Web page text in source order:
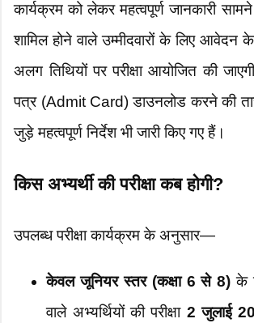
कार्यक्रम को लेकर महत्वपूर्ण जानकारी
शामिल होने वाले उम्मीदवारों के लिए
अलग तिथियों पर परीक्षा आयोजित की
पत्र (Admit Card) डाउनलोड करने की
जुड़े महत्वपूर्ण निर्देश भी जारी किए गए हैं।
किस अभ्यर्थी की परीक्षा कब होगी?
उपलब्ध परीक्षा कार्यक्रम के अनुसार—
केवल जूनियर स्तर (कक्षा 6 से 8) के
वाले अभ्यर्थियों की परीक्षा 2 जुलाई